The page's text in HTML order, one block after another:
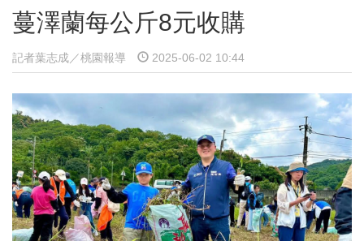
蔓澤蘭每公斤8元收購
記者葉志成／桃園報導 2025-06-02 10:44